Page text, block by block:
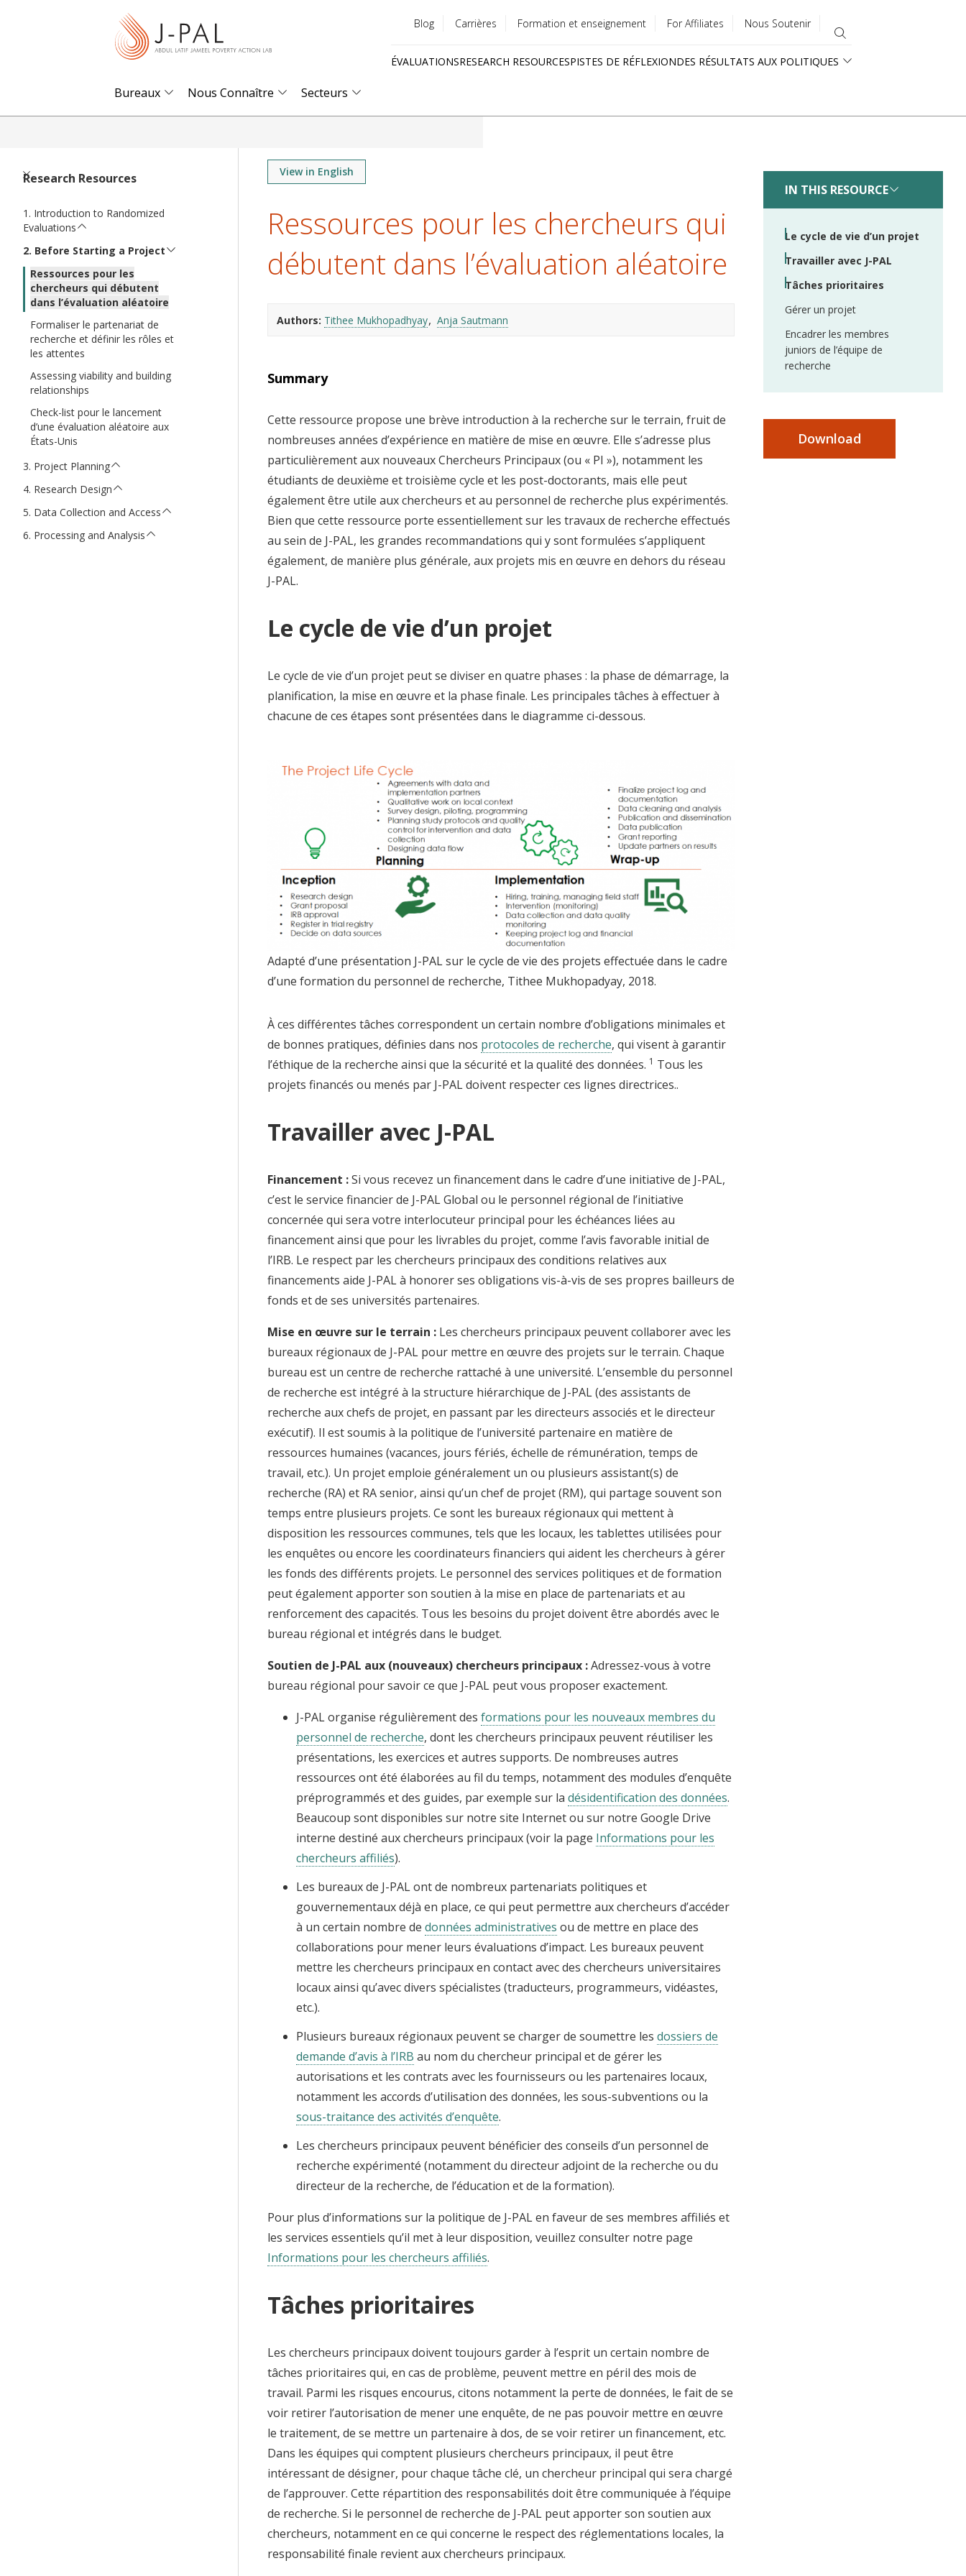
menu
Blog Carrières Formation et enseignement For Affiliates Nous Soutenir
ÉVALUATIONSRESEARCH RESOURCESPISTES DE RÉFLEXIONDES RÉSULTATS AUX POLITIQUES
Bureaux Nous Connaître Secteurs
Research Resources
Introduction to Randomized
Evaluations
Before Starting a Project
Ressources pour les
chercheurs qui débutent
dans l’évaluation aléatoire
Formaliser le partenariat de
recherche et définir les rôles et
les attentes
Assessing viability and building
relationships
Check-list pour le lancement
d’une évaluation aléatoire aux
États-Unis
Project Planning
Research Design
Data Collection and Access
Processing and Analysis
View in English
Ressources pour les chercheurs qui
débutent dans l’évaluation aléatoire
Authors Tithee Mukhopadhyay Anja Sautmann
Summary
Cette ressource propose une brève introduction à la recherche sur le terrain, fruit de
nombreuses années d’expérience en matière de mise en œuvre. Elle s’adresse plus
particulièrement aux nouveaux Chercheurs Principaux (ou « PI »), notamment les
étudiants de deuxième et troisième cycle et les post-doctorants, mais elle peut
également être utile aux chercheurs et au personnel de recherche plus expérimentés.
Bien que cette ressource porte essentiellement sur les travaux de recherche effectués
au sein de J-PAL, les grandes recommandations qui y sont formulées s’appliquent
également, de manière plus générale, aux projets mis en œuvre en dehors du réseau
J-PAL.
Le cycle de vie d’un projet
Le cycle de vie d’un projet peut se diviser en quatre phases : la phase de démarrage, la
planification, la mise en œuvre et la phase finale. Les principales tâches à effectuer à
chacune de ces étapes sont présentées dans le diagramme ci-dessous.
Adapté d’une présentation J-PAL sur le cycle de vie des projets effectuée dans le cadre
d’une formation du personnel de recherche, Tithee Mukhopadyay, 2018.
À ces différentes tâches correspondent un certain nombre d’obligations minimales et
de bonnes pratiques, définies dans nos protocoles de recherche, qui visent à garantir
l’éthique de la recherche ainsi que la sécurité et la qualité des données. 1 Tous les
projets financés ou menés par J-PAL doivent respecter ces lignes directrices..
Travailler avec J-PAL
Financement :Si vous recevez un financement dans le cadre d’une initiative de J-PAL,
c’est le service financier de J-PAL Global ou le personnel régional de l’initiative
concernée qui sera votre interlocuteur principal pour les échéances liées au
financement ainsi que pour les livrables du projet, comme l’avis favorable initial de
l’IRB. Le respect par les chercheurs principaux des conditions relatives aux
financements aide J-PAL à honorer ses obligations vis-à-vis de ses propres bailleurs de
fonds et de ses universités partenaires.
Mise en œuvre sur le terrain : Les chercheurs principaux peuvent collaborer avec les
bureaux régionaux de J-PAL pour mettre en œuvre des projets sur le terrain. Chaque
bureau est un centre de recherche rattaché à une université. L’ensemble du personnel
de recherche est intégré à la structure hiérarchique de J-PAL (des assistants de
recherche aux chefs de projet, en passant par les directeurs associés et le directeur
exécutif). Il est soumis à la politique de l’université partenaire en matière de
ressources humaines (vacances, jours fériés, échelle de rémunération, temps de
travail, etc.). Un projet emploie généralement un ou plusieurs assistant(s) de
recherche (RA) et RA senior, ainsi qu’un chef de projet (RM), qui partage souvent son
temps entre plusieurs projets. Ce sont les bureaux régionaux qui mettent à
disposition les ressources communes, tels que les locaux, les tablettes utilisées pour
les enquêtes ou encore les coordinateurs financiers qui aident les chercheurs à gérer
les fonds des différents projets. Le personnel des services politiques et de formation
peut également apporter son soutien à la mise en place de partenariats et au
renforcement des capacités. Tous les besoins du projet doivent être abordés avec le
bureau régional et intégrés dans le budget.
Soutien de J-PAL aux (nouveaux) chercheurs principaux :Adressez-vous à votre
bureau régional pour savoir ce que J-PAL peut vous proposer exactement.
J-PAL organise régulièrement des formations pour les nouveaux membres du
personnel de recherche, dont les chercheurs principaux peuvent réutiliser les
présentations, les exercices et autres supports. De nombreuses autres
ressources ont été élaborées au fil du temps, notamment des modules d’enquête
préprogrammés et des guides, par exemple sur la désidentification des données.
Beaucoup sont disponibles sur notre site Internet ou sur notre Google Drive
interne destiné aux chercheurs principaux (voir la page Informations pour les
chercheurs affiliés).
Les bureaux de J-PAL ont de nombreux partenariats politiques et
gouvernementaux déjà en place, ce qui peut permettre aux chercheurs d’accéder
à un certain nombre de données administratives ou de mettre en place des
collaborations pour mener leurs évaluations d’impact. Les bureaux peuvent
mettre les chercheurs principaux en contact avec des chercheurs universitaires
locaux ainsi qu’avec divers spécialistes (traducteurs, programmeurs, vidéastes,
etc.).
Plusieurs bureaux régionaux peuvent se charger de soumettre les dossiers de
demande d’avis à l’IRB au nom du chercheur principal et de gérer les
autorisations et les contrats avec les fournisseurs ou les partenaires locaux,
notamment les accords d’utilisation des données, les sous-subventions ou la
sous-traitance des activités d’enquête.
Les chercheurs principaux peuvent bénéficier des conseils d’un personnel de
recherche expérimenté (notamment du directeur adjoint de la recherche ou du
directeur de la recherche, de l’éducation et de la formation).
Pour plus d’informations sur la politique de J-PAL en faveur de ses membres affiliés et
les services essentiels qu’il met à leur disposition, veuillez consulter notre page
Informations pour les chercheurs affiliés.
Tâches prioritaires
Les chercheurs principaux doivent toujours garder à l’esprit un certain nombre de
tâches prioritaires qui, en cas de problème, peuvent mettre en péril des mois de
travail. Parmi les risques encourus, citons notamment la perte de données, le fait de se
voir retirer l’autorisation de mener une enquête, de ne pas pouvoir mettre en œuvre
le traitement, de se mettre un partenaire à dos, de se voir retirer un financement, etc.
Dans les équipes qui comptent plusieurs chercheurs principaux, il peut être
intéressant de désigner, pour chaque tâche clé, un chercheur principal qui sera chargé
de l’approuver. Cette répartition des responsabilités doit être communiquée à l’équipe
de recherche. Si le personnel de recherche de J-PAL peut apporter son soutien aux
chercheurs, notamment en ce qui concerne le respect des réglementations locales, la
responsabilité finale revient aux chercheurs principaux.
IN THIS RESOURCE
Le cycle de vie d’un projet
Travailler avec J-PAL
Tâches prioritaires
Gérer un projet
Encadrer les membres
juniors de l’équipe de
recherche
Download